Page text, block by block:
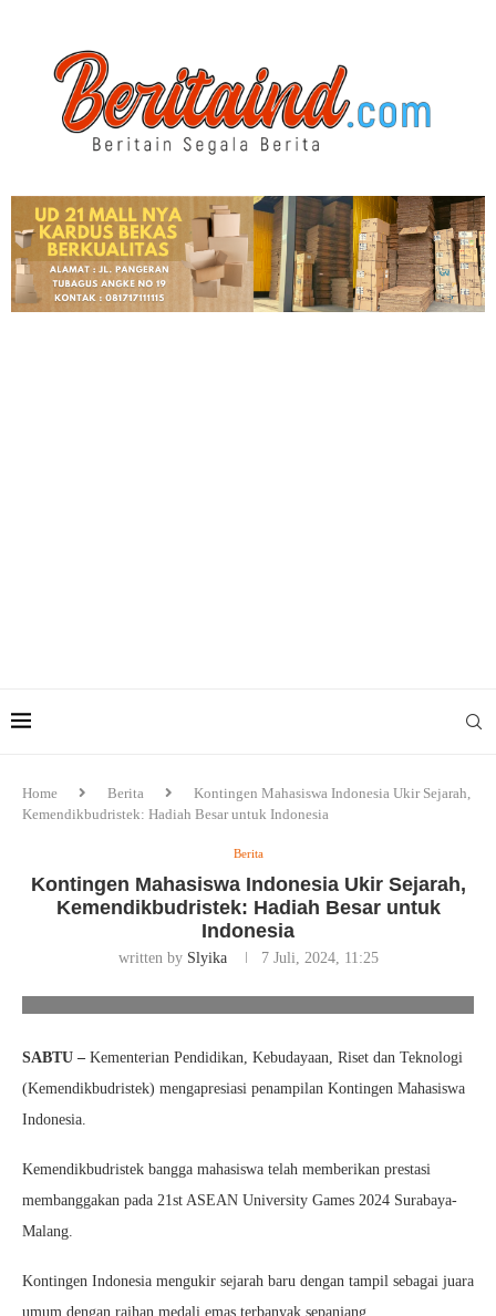
Home Berita
Kontingen Mahasiswa Indonesia Ukir Sejarah,
Kemendikbudristek: Hadiah Besar untuk Indonesia
Berita
Kontingen Mahasiswa Indonesia Ukir Sejarah,
Kemendikbudristek: Hadiah Besar untuk
Indonesia
written by Slyika
7 Juli, 2024, 11:25
SABTU – Kementerian Pendidikan, Kebudayaan, Riset dan Teknologi
(Kemendikbudristek) mengapresiasi penampilan Kontingen Mahasiswa
Indonesia.
Kemendikbudristek bangga mahasiswa telah memberikan prestasi
membanggakan pada 21st ASEAN University Games 2024 Surabaya-
Malang.
Kontingen Indonesia mengukir sejarah baru dengan tampil sebagai juara
umum dengan raihan medali emas terbanyak sepanjang